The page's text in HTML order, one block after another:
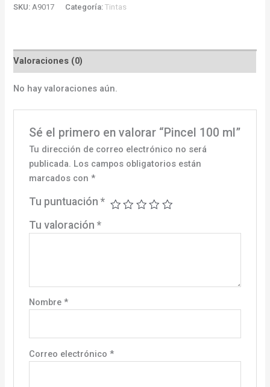
SKU: A9017 Categoría:Tintas
Valoraciones (0)
No hay valoraciones aún.
Sé el primero en valorar “Pincel 100 ml”
Tu dirección de correo electrónico no será
publicada. Los campos obligatorios están
marcados con *
Tu puntuación *
Tu valoración *
Nombre *
Correo electrónico *